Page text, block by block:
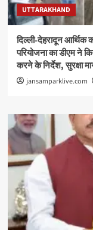
UTTARAKHAND
दिल्ली-देहरादून आर्थिक
परियोजना का डीएम ने
करने के निर्देश, सुरक्षा
jansamparklive.com